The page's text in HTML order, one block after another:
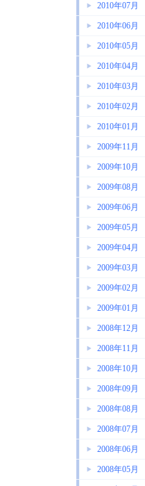
2010年07月
2010年06月
2010年05月
2010年04月
2010年03月
2010年02月
2010年01月
2009年11月
2009年10月
2009年08月
2009年06月
2009年05月
2009年04月
2009年03月
2009年02月
2009年01月
2008年12月
2008年11月
2008年10月
2008年09月
2008年08月
2008年07月
2008年06月
2008年05月